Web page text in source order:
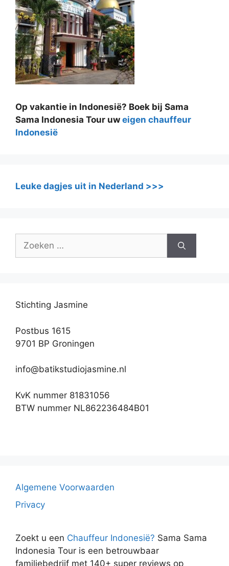
Op vakantie in Indonesië? Boek bij Sama
Sama Indonesia Tour uw eigen chauffeur
Indonesië
Leuke dagjes uit in Nederland >>>
Zoek
Stichting Jasmine
Postbus 1615
9701 BP Groningen
info@batikstudiojasmine.nl
KvK nummer 81831056
BTW nummer NL862236484B01
Algemene Voorwaarden
Privacy
Zoekt u een Chauffeur Indonesië? Sama Sama
Indonesia Tour is een betrouwbaar
familiebedrijf met 140+ super reviews op